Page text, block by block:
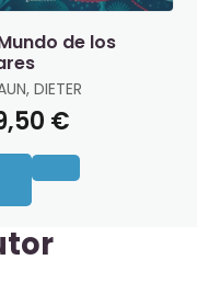
de los
DIETER
€